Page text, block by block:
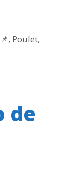
, Poulet,
de